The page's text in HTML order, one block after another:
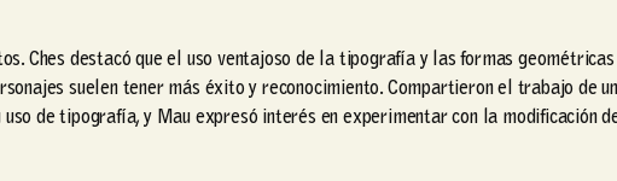
Ches destacó que el uso ventajoso de la tipografía y las formas
suelen tener más éxito y reconocimiento. Compartieron el trabajo de
de tipografía, y Mau expresó interés en experimentar con la modificación